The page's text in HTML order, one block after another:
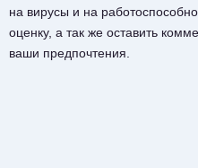
на вирусы и на
оценку, а так же оставить
ваши предпочтения.